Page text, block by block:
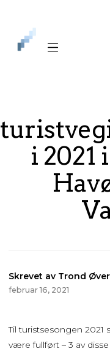
iLag
Nord
Norge
i 2021
Skrevet av Trond
februar 16, 2021
Til turistsesongen 2021
være fullført – 3 av